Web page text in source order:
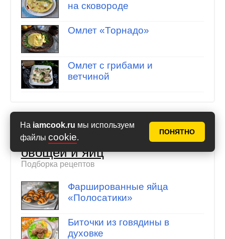
На iamcook.ru мы используем
файлы cookie.
ПОНЯТНО
на сковороде
Омлет «Торнадо»
Омлет с грибами и
ветчиной
20 летних завтраков из
овощей и яиц
Подборка рецептов
Фаршированные яйца
«Полосатики»
Биточки из говядины в
духовке